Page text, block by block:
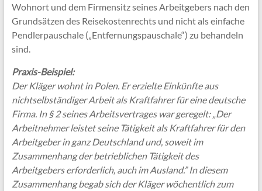
Wohnort und dem Firmensitz seines Arbeitgebers nach den
Grundsätzen des Reisekostenrechts und nicht als einfache
Pendlerpauschale („Entfernungspauschale“) zu behandeln
sind.
Praxis-Beispiel:
Der Kläger wohnt in Polen. Er erzielte Einkünfte aus
nichtselbständiger Arbeit als Kraftfahrer für eine deutsche
Firma. In § 2 seines Arbeitsvertrages war geregelt: „Der
Arbeitnehmer leistet seine Tätigkeit als Kraftfahrer für den
Arbeitgeber in ganz Deutschland und, soweit im
Zusammenhang der betrieblichen Tätigkeit des
Arbeitgebers erforderlich, auch im Ausland.” In diesem
Zusammenhang begab sich der Kläger wöchentlich zum